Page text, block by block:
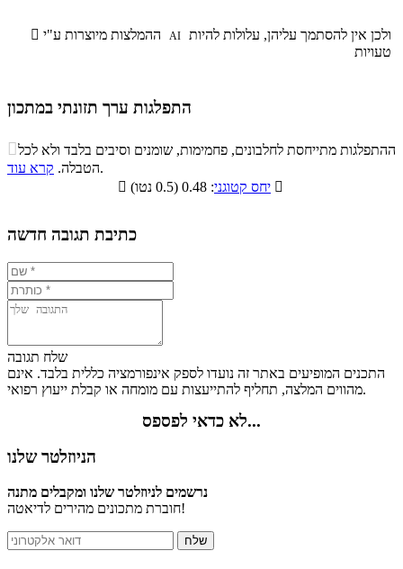
 AI
טעויות
התפלגות ערך תזונתי במתכון
התפלגות ערך תזונתי במתכון
סיבים
תזונתיים
שומנים חלבונים
17.4%
ההתפלגות מתייחסת לחלבונים, פחמימות, שומנים וסיבים בלבד ולא לכל
הטבלה. קרא עוד
.

יחס קטוגני 
כתיבת תגובה חדשה
שלח תגובה
התכנים המופיעים באתר זה נועדו לספק אינפורמציה כללית בלבד. אינם
מהווים המלצה, תחליף להתייעצות עם מומחה או קבלת ייעוץ רפואי.
לא כדאי לפספס...
הניוזלטר שלנו
נרשמים לניוזלטר שלנו ומקבלים מתנה
חוברת מתכונים מהירים לדיאטה!